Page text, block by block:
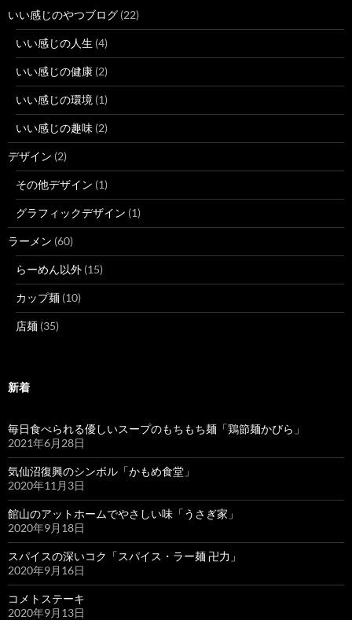
いい感じのやつブログ (22)
いい感じの人生 (4)
いい感じの健康 (2)
いい感じの環境 (1)
いい感じの趣味 (2)
デザイン (2)
その他デザイン (1)
グラフィックデザイン (1)
ラーメン (60)
らーめん以外 (15)
カップ麺 (10)
店麺 (35)
新着
毎日食べられる優しいスープのもちもち麺「鶏節麺かびら」
2021年6月28日
気仙沼復興のシンボル「かもめ食堂」
2020年11月3日
館山のアットホームでやさしい味「うさぎ家」
2020年9月18日
スパイスの深いコク「スパイス・ラー麺 卍力」
2020年9月16日
コメトステーキ
2020年9月13日